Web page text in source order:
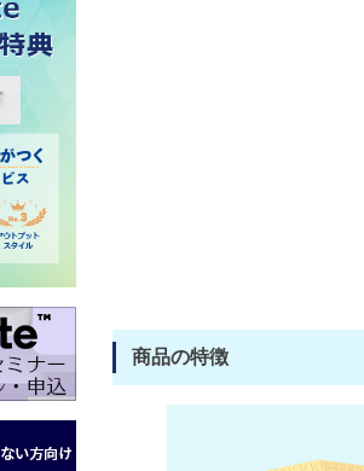
商品の特徴